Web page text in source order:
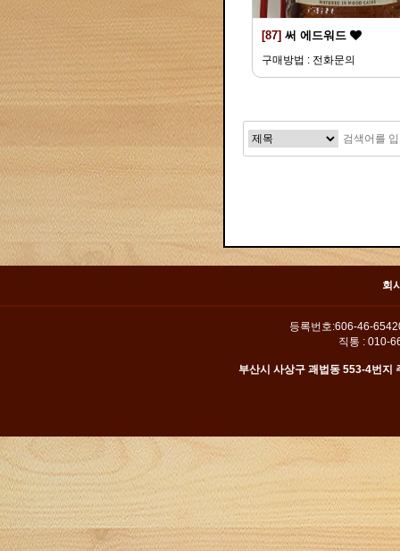
[87] 써 에드워드
구매방법 : 전화문의
회
등록번호:606-46-
직통 : 010-
부산시 사상구 괘법동 553-4번지